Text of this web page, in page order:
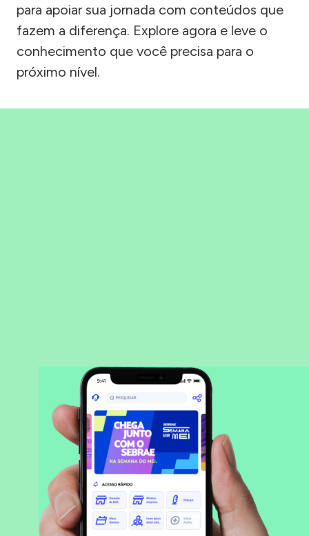
para apoiar sua jornada com conteúdos que
fazem a diferença. Explore agora e leve o
conhecimento que você precisa para o
próximo nível.